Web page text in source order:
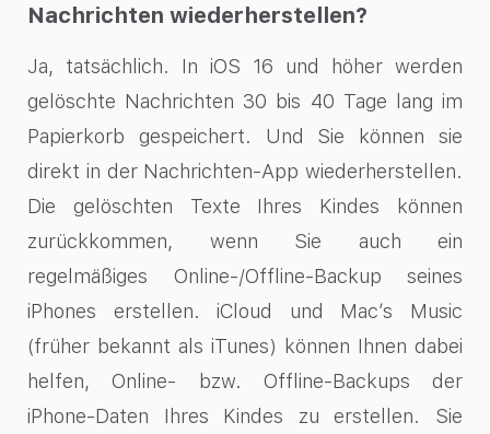
Nachrichten wiederherstellen?
Ja, tatsächlich. In iOS 16 und höher werden
gelöschte Nachrichten 30 bis 40 Tage lang im
Papierkorb gespeichert. Und Sie können sie
direkt in der Nachrichten-App wiederherstellen.
Die gelöschten Texte Ihres Kindes können
zurückkommen, wenn Sie auch ein
regelmäßiges Online-/Offline-Backup seines
iPhones erstellen. iCloud und Mac’s Music
(früher bekannt als iTunes) können Ihnen dabei
helfen, Online- bzw. Offline-Backups der
iPhone-Daten Ihres Kindes zu erstellen. Sie